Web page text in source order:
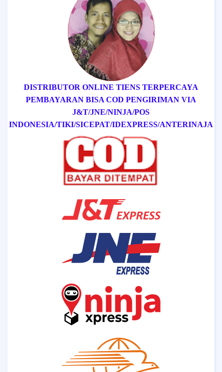
DISTRIBUTOR ONLINE TIENS TERPERCAYA
PEMBAYARAN BISA COD PENGIRIMAN VIA
J&T/JNE/NINJA/POS
INDONESIA/TIKI/SICEPAT/IDEXPRESS/ANTERINAJA